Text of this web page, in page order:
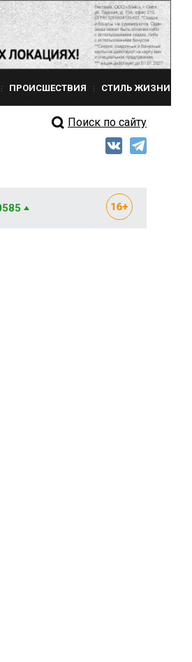
ПРОИСШЕСТВИЯ СТИЛЬ ЖИЗНИ
Поиск по сайту